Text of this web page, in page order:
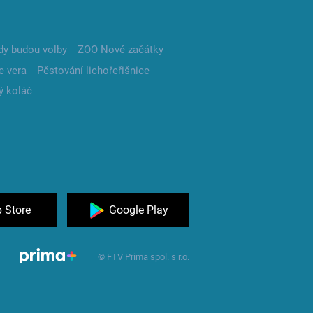
budou volby
ZOO Nové začátky
vera
Pěstování lichořeřišnice
koláč
Store Google Play
© FTV Prima spol. s r.o.